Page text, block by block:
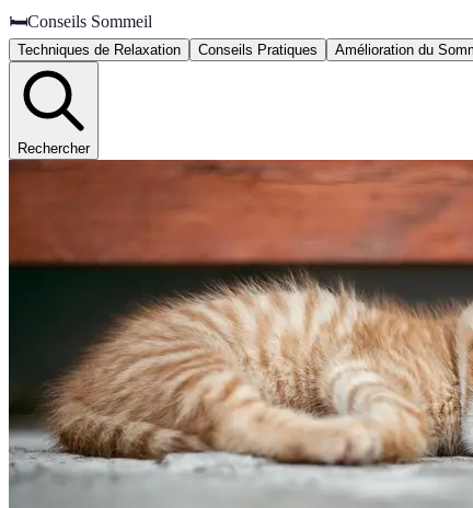
🛏️Conseils Sommeil
Techniques de Relaxation Conseils Pratiques Amélioration du
Rechercher